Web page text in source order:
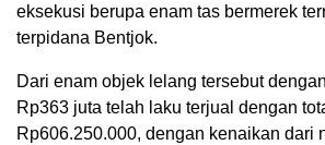
eksekusi berupa enam tas bermerek
terpidana Bentjok.
Dari enam objek lelang tersebut
Rp363 juta telah laku terjual dengan
Rp606.250.000, dengan kenaikan dari